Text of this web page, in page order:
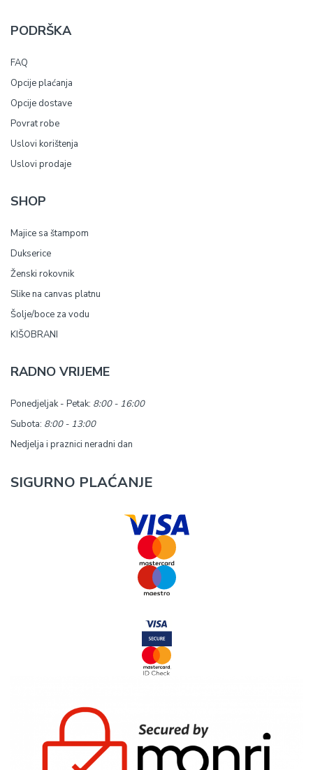
PODRŠKA
FAQ
Opcije plaćanja
Opcije dostave
Povrat robe
Uslovi korištenja
Uslovi prodaje
SHOP
Majice sa štampom
Dukserice
Ženski rokovnik
Slike na canvas platnu
Šolje/boce za vodu
KIŠOBRANI
RADNO VRIJEME
Ponedjeljak - Petak: 8:00 - 16:00
Subota: 8:00 - 13:00
Nedjelja i praznici neradni dan
SIGURNO PLAĆANJE